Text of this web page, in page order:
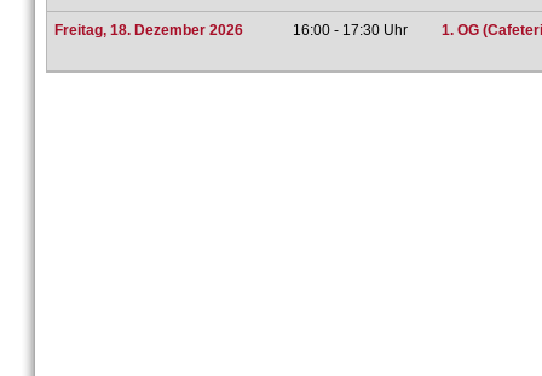
Freitag, 18. Dezember 2026 16:00 - 17:30 Uhr 1. OG